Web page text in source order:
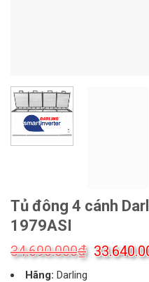
Tủ đông 4 cánh
1979ASI
34.690.000₫ Giá
gốc
Hãng: Darling